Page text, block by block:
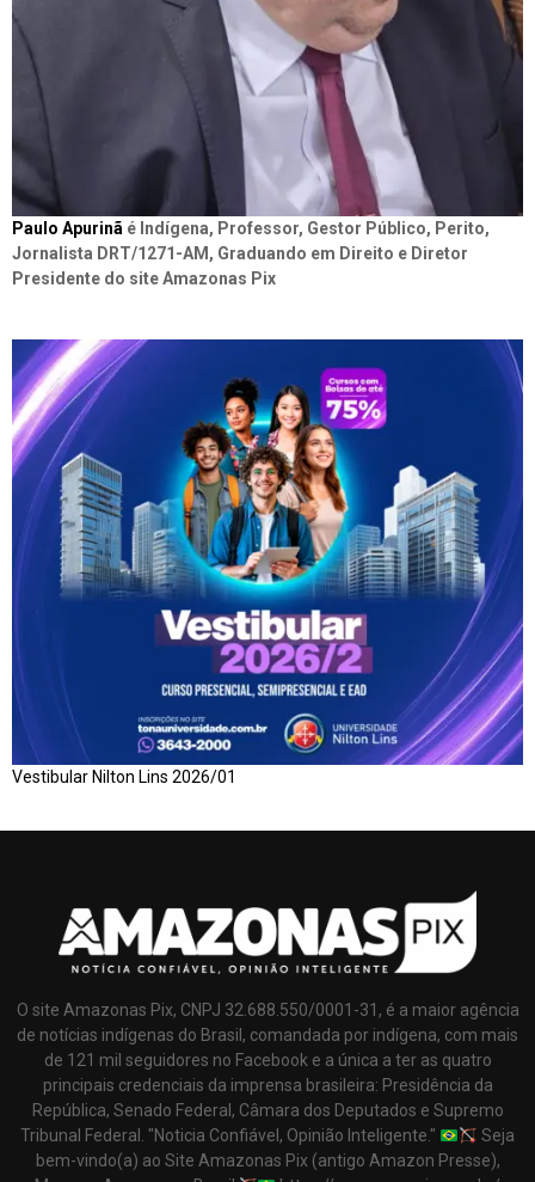
Paulo Apurinã é Indígena, Professor, Gestor Público, Perito,
Jornalista DRT/1271-AM, Graduando em Direito e Diretor
Presidente do site Amazonas Pix
Vestibular Nilton Lins 2026/01
O site Amazonas Pix, CNPJ 32.688.550/0001-31, é a maior agência
de notícias indígenas do Brasil, comandada por indígena, com mais
de 121 mil seguidores no Facebook e a única a ter as quatro
principais credenciais da imprensa brasileira: Presidência da
República, Senado Federal, Câmara dos Deputados e Supremo
Tribunal Federal. "Noticia Confiável, Opinião Inteligente."
Seja
bem-vindo(a) ao Site Amazonas Pix (antigo Amazon Presse),